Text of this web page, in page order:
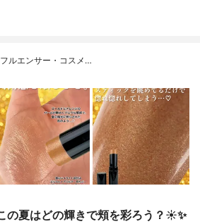
ルエンサー・コスメ…
の夏はどの輝きで頬を彩ろう？☀️✨